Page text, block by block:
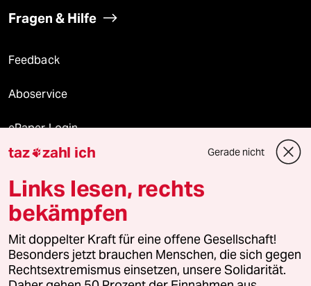
Fragen & Hilfe
Feedback
Aboservice
ePaper Login
Downloads für Abonnierende
© 2026 taz Verlags und Vertriebs GmbH
Alle Rechte vorbehalten. Bei rechtlichen Fragen oder für Genehmigungen
wenden Sie sich bitte an
lizenzen@taz.de
taz zahl ich Gerade nicht
Links lesen, rechts
bekämpfen
Mit doppelter Kraft für eine offene Gesellschaft!
Besonders jetzt brauchen Menschen, die sich gegen
Rechtsextremismus einsetzen, unsere Solidarität.